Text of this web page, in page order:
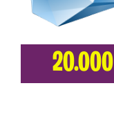
20.000